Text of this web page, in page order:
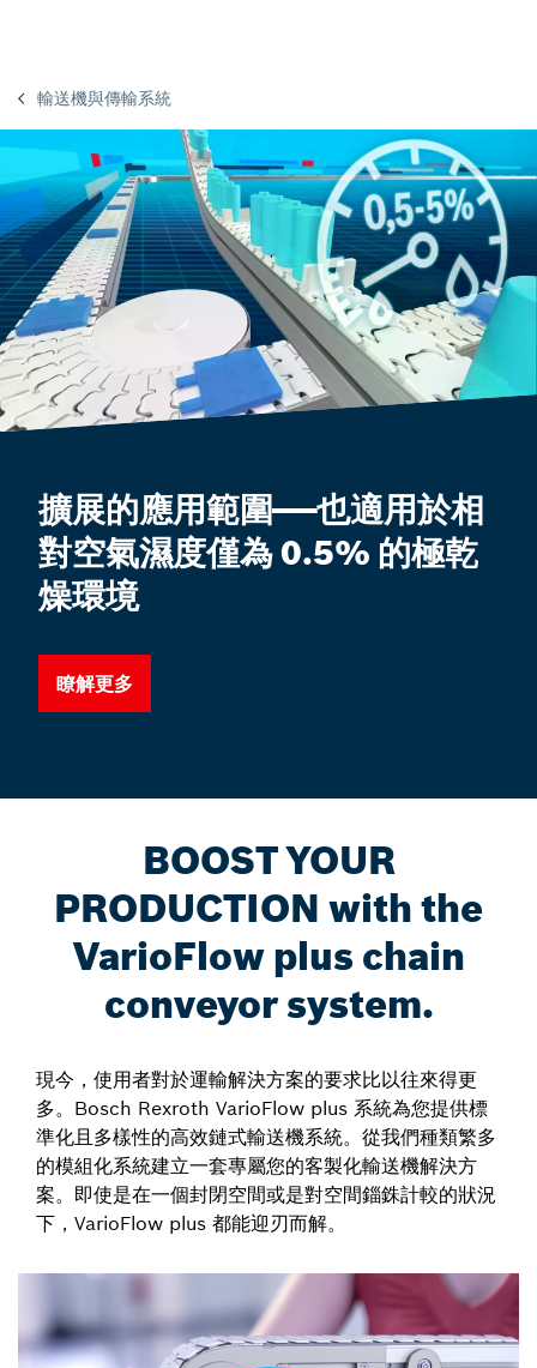
輸送機與傳輸系統
擴展的應用範圍——也適用於相
對空氣濕度僅為 0.5% 的極乾
燥環境
瞭解更多
BOOST YOUR
PRODUCTION with the
VarioFlow plus chain
conveyor system.
現今，使用者對於運輸解決方案的要求比以往來得更
多。Bosch Rexroth VarioFlow plus 系統為您提供標
準化且多樣性的高效鏈式輸送機系統。從我們種類繁多
的模組化系統建立一套專屬您的客製化輸送機解決方
案。即使是在一個封閉空間或是對空間錙銖計較的狀況
下，VarioFlow plus 都能迎刃而解。